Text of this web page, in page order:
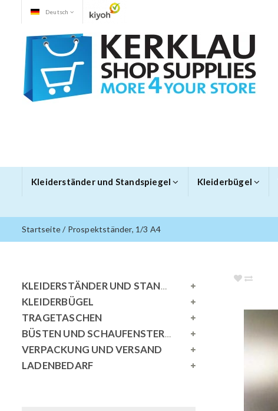
Deutsch
Kleiderständer und Standspiegel Kleiderbügel
Startseite/ Prospektständer, 1/3 A4
KLEIDERSTÄNDER UND STANDSPIEGEL
KLEIDERBÜGEL
TRAGETASCHEN
BÜSTEN UND SCHAUFENSTERPUPPEN
VERPACKUNG UND VERSAND
LADENBEDARF